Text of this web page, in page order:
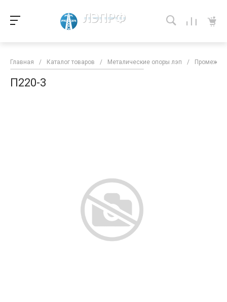
Главная / Каталог товаров / Металические опоры лэп /
П220-3